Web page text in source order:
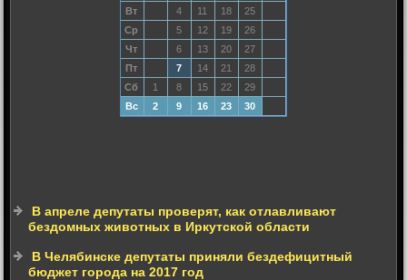
Вт
4 11 18
25
Ср
5 12 19
26
Чт
6 13 20
27
Пт
7 14 21
28
Сб
1 8 15 22
29
Вс
2 9 16 23 30
В апреле депутаты проверят, как отлавливают
бездомных животных в Иркутской области
В Челябинске депутаты приняли бездефицитный
бюджет города на 2017 год